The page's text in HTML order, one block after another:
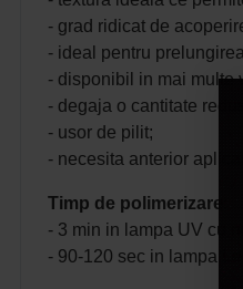
- grad ridicat de
- ideal pentru
- disponibil in mai multe
- degaja o cantitate
- usor de pilit;
- necesita anterior
Timp de polimerizare
- 3 min in lampa UV cu
- 90-120 sec in lampa